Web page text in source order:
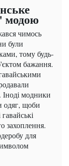
модою
чимось
були
тому будь-
бажання.
Іноді модники
одяг, щоби
захоплення.
для